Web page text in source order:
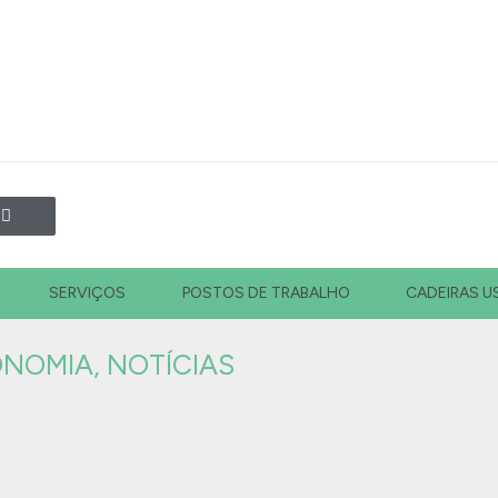
SERVIÇOS POSTOS DE TRABALHO CADEIRAS
, NOTÍCIAS